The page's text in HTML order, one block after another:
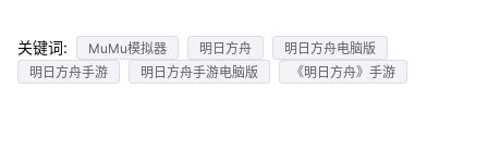
关键词: MuMu模拟器 明日方舟
明日方舟电脑版
明日方舟手游
明日方舟手游电脑版 《明日方舟》手游